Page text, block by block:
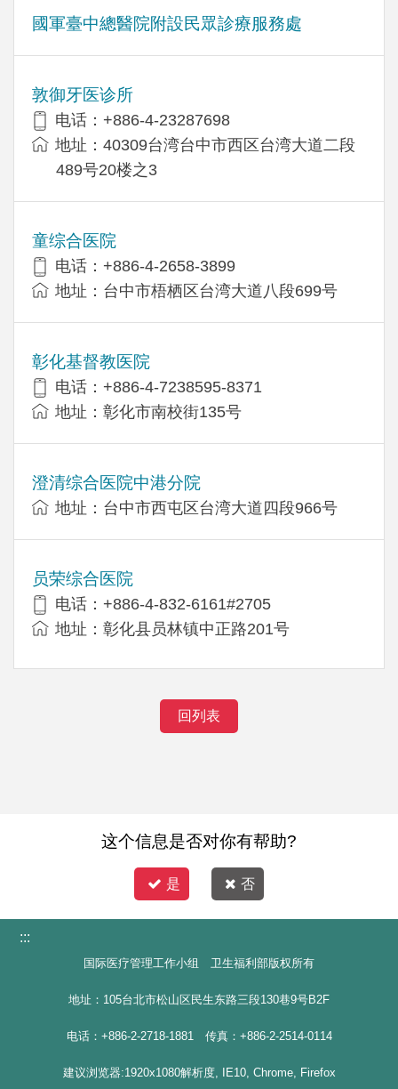
國軍臺中總醫院附設民眾診療服務處
敦御牙医诊所
电话：+886-4-23287698
地址：40309台湾台中市西区台湾大道二段
489号20楼之3
童综合医院
电话：+886-4-2658-3899
地址：台中市梧栖区台湾大道八段699号
彰化基督教医院
电话：+886-4-7238595-8371
地址：彰化市南校街135号
澄清综合医院中港分院
地址：台中市西屯区台湾大道四段966号
员荣综合医院
电话：+886-4-832-6161#2705
地址：彰化县员林镇中正路201号
回列表
这个信息是否对你有帮助?
是 否
:::
国际医疗管理工作小组 卫生福利部版权所有
地址：105台北市松山区民生东路三段130巷9号B2F
电话：+886-2-2718-1881 传真：+886-2-2514-0114
建议浏览器:1920x1080解析度, IE10, Chrome, Firefox